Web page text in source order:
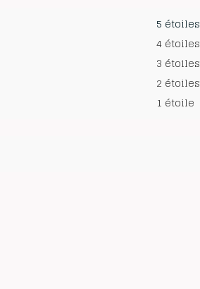
5 étoiles
4 étoiles
3 étoiles
2 étoiles
1 étoile